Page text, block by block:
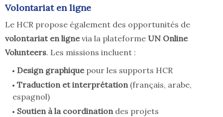
Volontariat en ligne
Le HCR propose également des opportunités de
volontariat en lignevia la plateforme UN Online
Volunteers. Les missions incluent :
Design graphiquepour les supports HCR
Traduction et interprétation(français, arabe,
espagnol)
Soutien à la coordinationdes projets